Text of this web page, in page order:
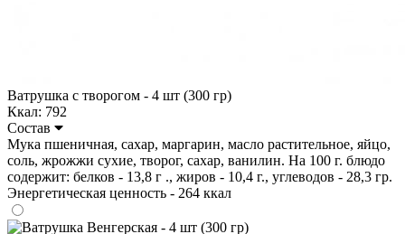
Ватрушка с творогом - 4 шт (300 гр)
Ккал: 792
Состав
Мука пшеничная, сахар, маргарин, масло растительное, яйцо,
соль, жрожжи сухие, творог, сахар, ванилин. На 100 г. блюдо
содержит: белков - 13,8 г ., жиров - 10,4 г., углеводов - 28,3 гр.
Энергетическая ценность - 264 ккал